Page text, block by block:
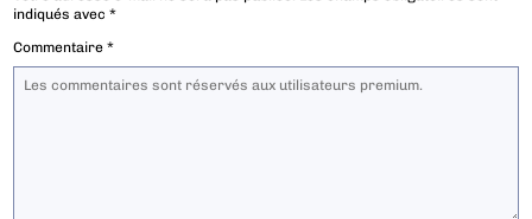
indiqués avec*
Commentaire*